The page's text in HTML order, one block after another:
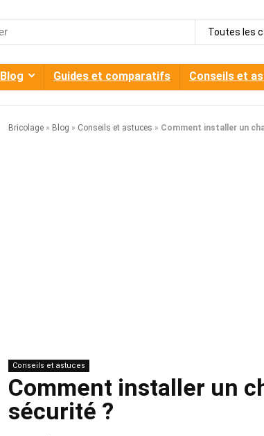
Toutes les
Blog Guides et comparatifs Conseils et
Bricolage » Blog » Conseils et astuces » Comment installer un
Conseils et astuces
Comment installer un
sécurité ?